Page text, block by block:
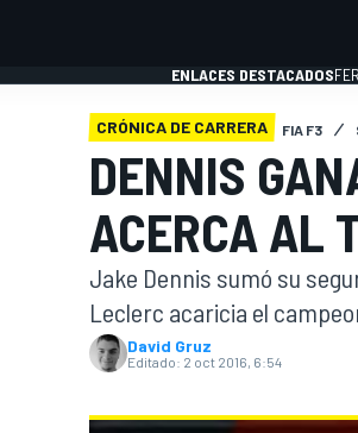
MOTOGP
ENLACES DESTACADOS
CRÓNICA DE CARRERA FIA F3
DENNIS
ACERCA AL
Jake Dennis sumó su
Leclerc acaricia el
David Gruz
Editado: 2 oct 2016, 6:54